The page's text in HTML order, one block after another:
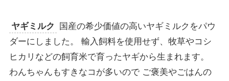
ヤギミルク
国産の希少価値の高いヤギミルクをパウ
ダーにしました。 輸入飼料を使用せず、牧草やコシ
ヒカリなどの飼育米で育ったヤギから生まれます。
わんちゃんもすきなコが多いので ご褒美やごはんの